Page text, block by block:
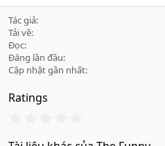
Tác giả
Tải về
Đọc
Đăng lần đầu
Cập nhật gần nhất
Ratings
0